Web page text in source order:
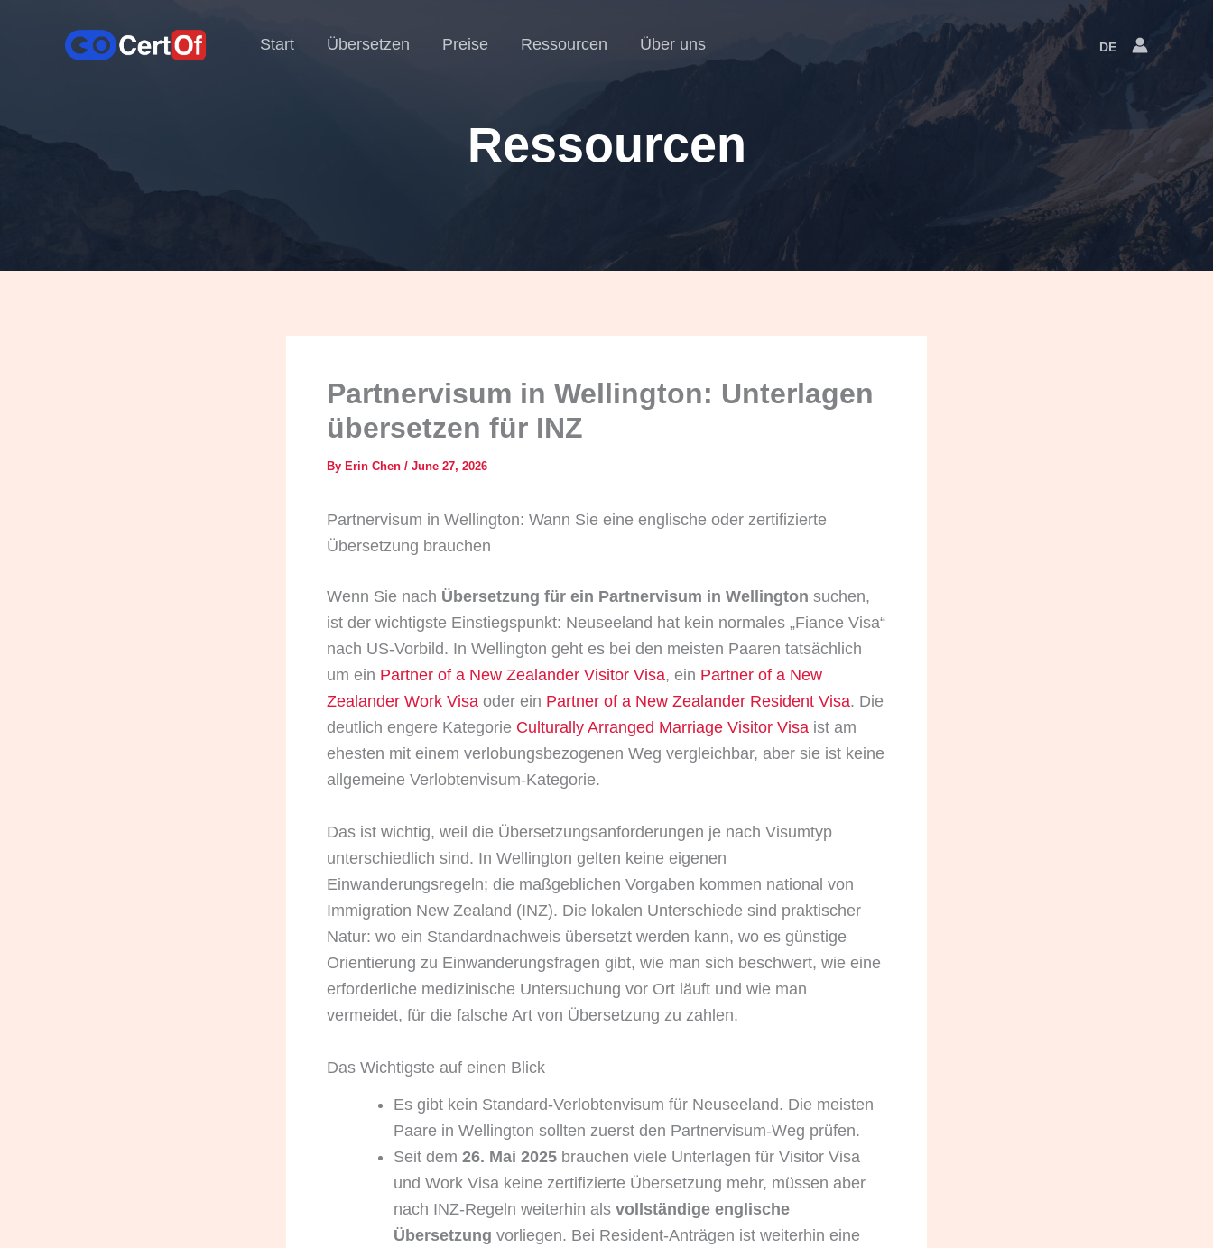
Start Übersetzen Preise Ressourcen Über uns DE
Language
Switcher
Ressourcen
Partnervisum in Wellington: Unterlagen
übersetzen für INZ
By Erin Chen / June 27, 2026
Partnervisum in Wellington: Wann Sie eine englische oder zertifizierte
Übersetzung brauchen
Wenn Sie nach Übersetzung für ein Partnervisum in Wellington suchen,
ist der wichtigste Einstiegspunkt: Neuseeland hat kein normales „Fiance Visa“
nach US-Vorbild. In Wellington geht es bei den meisten Paaren tatsächlich
um ein Partner of a New Zealander Visitor Visa, ein Partner of a New
Zealander Work Visa oder ein Partner of a New Zealander Resident Visa. Die
deutlich engere Kategorie Culturally Arranged Marriage Visitor Visa ist am
ehesten mit einem verlobungsbezogenen Weg vergleichbar, aber sie ist keine
allgemeine Verlobtenvisum-Kategorie.
Das ist wichtig, weil die Übersetzungsanforderungen je nach Visumtyp
unterschiedlich sind. In Wellington gelten keine eigenen
Einwanderungsregeln; die maßgeblichen Vorgaben kommen national von
Immigration New Zealand (INZ). Die lokalen Unterschiede sind praktischer
Natur: wo ein Standardnachweis übersetzt werden kann, wo es günstige
Orientierung zu Einwanderungsfragen gibt, wie man sich beschwert, wie eine
erforderliche medizinische Untersuchung vor Ort läuft und wie man
vermeidet, für die falsche Art von Übersetzung zu zahlen.
Das Wichtigste auf einen Blick
Es gibt kein Standard-Verlobtenvisum für Neuseeland. Die meisten
Paare in Wellington sollten zuerst den Partnervisum-Weg prüfen.
Seit dem 26. Mai 2025 brauchen viele Unterlagen für Visitor Visa
und Work Visa keine zertifizierte Übersetzung mehr, müssen aber
nach INZ-Regeln weiterhin als vollständige englische
Übersetzung vorliegen. Bei Resident-Anträgen ist weiterhin eine